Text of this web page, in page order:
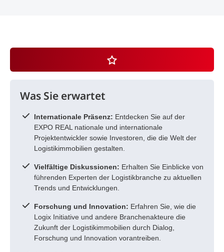
Was Sie erwartet
Internationale Präsenz: Entdecken Sie auf der
EXPO REAL nationale und internationale
Projektentwickler sowie Investoren, die die Welt der
Logistikimmobilien gestalten.
Vielfältige Diskussionen: Erhalten Sie Einblicke von
führenden Experten der Logistikbranche zu aktuellen
Trends und Entwicklungen.
Forschung und Innovation: Erfahren Sie, wie die
Logix Initiative und andere Branchenakteure die
Zukunft der Logistikimmobilien durch Dialog,
Forschung und Innovation vorantreiben.